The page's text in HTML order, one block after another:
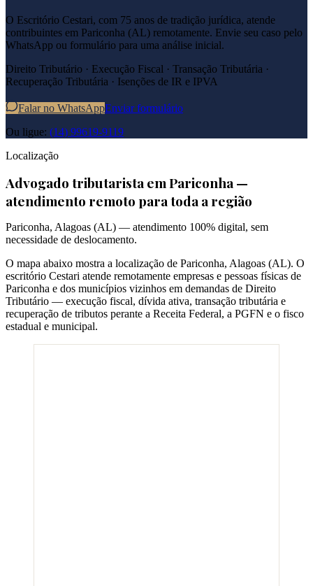
O Escritório Cestari, com 75 anos de tradição jurídica, atende
contribuintes em Pariconha (AL) remotamente. Envie seu caso pelo
WhatsApp ou formulário para uma análise inicial.
Direito Tributário · Execução Fiscal · Transação Tributária ·
Recuperação Tributária · Isenções de IR e IPVA
Falar no WhatsAppEnviar formulário
Ou ligue: (14) 99619-9119
Localização
Advogado tributarista emPariconha —
atendimento remoto para toda a região
Pariconha, Alagoas (AL) — atendimento 100% digital, sem
necessidade de deslocamento.
O mapa abaixo mostra a localização de Pariconha, Alagoas (AL). O
escritório Cestari atende remotamente empresas e pessoas físicas de
Pariconha e dos municípios vizinhos em demandas de Direito
Tributário — execução fiscal, dívida ativa, transação tributária e
recuperação de tributos perante a Receita Federal, a PGFN e o fisco
estadual e municipal.